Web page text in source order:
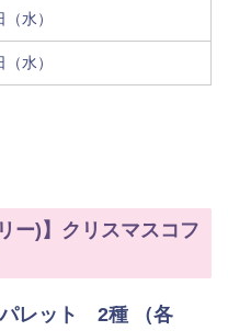
水）
水）
ー)】クリスマスコフ
パレット 2種 （各